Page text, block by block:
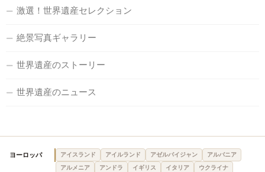
激選！世界遺産セレクション
絶景写真ギャラリー
世界遺産のストーリー
世界遺産のニュース
ヨーロッパ アイスランド アイルランド アゼルバイジャン
アルバニア
アルメニア
アンドラ イギリス イタリア
ウクライナ